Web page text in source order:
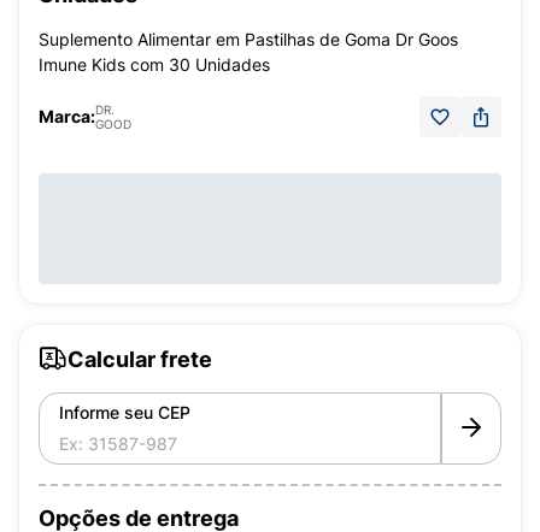
Suplemento Alimentar em Pastilhas de Goma Dr Goos
Imune Kids com 30 Unidades
Marca:DR.
GOOD
Calcular frete
Informe seu CEP
Opções de entrega